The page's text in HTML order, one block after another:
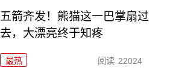
五箭齐发！熊猫这一巴掌扇过
去，大漂亮终于知疼
最热 阅读 22024